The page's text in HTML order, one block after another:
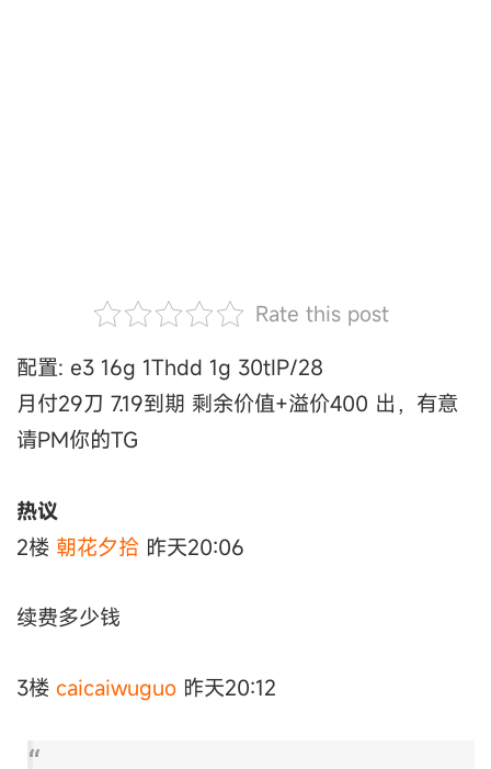
Rate this post
配置: e3 16g 1Thdd 1g 30tIP/28
月付29刀 7.19到期 剩余价值+溢价400 出，有意
请PM你的TG
热议
2楼 朝花夕拾 昨天20:06
续费多少钱
3楼 caicaiwuguo 昨天20:12